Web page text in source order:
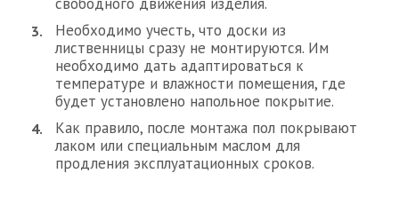
Необходимо учесть, что доски из
лиственницы сразу не монтируются. Им
необходимо дать адаптироваться к
температуре и влажности помещения, где
будет установлено напольное покрытие.
Как правило, после монтажа пол покрывают
лаком или специальным маслом для
продления эксплуатационных сроков.